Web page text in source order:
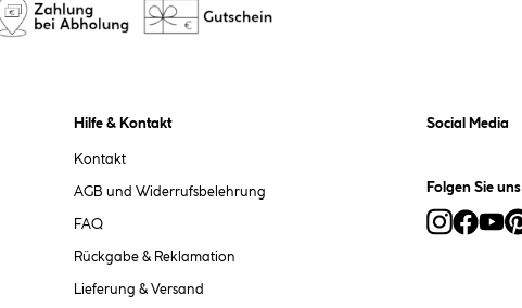
Hilfe & Kontakt
Kontakt
AGB und Widerrufsbelehrung
FAQ
Rückgabe & Reklamation
Lieferung & Versand
Social Media
Folgen Sie uns